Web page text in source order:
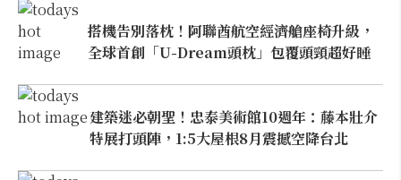
搭機告別落枕！阿聯酋航空經濟艙座椅升級，
全球首創「U-Dream頭枕」包覆頭頸超好睡
建築迷必朝聖！忠泰美術館10週年：藤本壯介
特展打頭陣，1:5大屋根8月震撼空降台北